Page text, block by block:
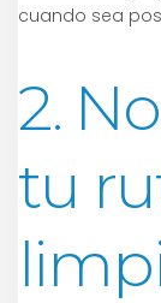
cuando sea
2.
tu